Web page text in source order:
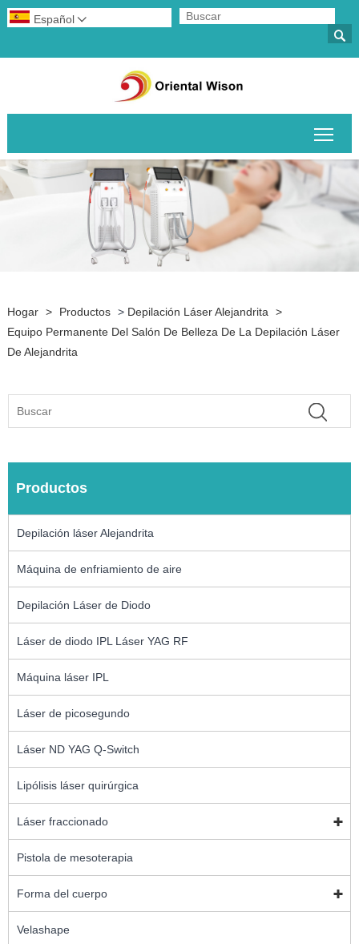

Español 
Hogar > Productos > Depilación Láser Alejandrita
>
Equipo Permanente Del Salón De Belleza De La Depilación Láser
De Alejandrita
Productos
Depilación láser Alejandrita
Máquina de enfriamiento de aire
Depilación Láser de Diodo
Láser de diodo IPL Láser YAG RF
Máquina láser IPL
Láser de picosegundo
Láser ND YAG Q-Switch
Lipólisis láser quirúrgica
Láser fraccionado
Pistola de mesoterapia
Forma del cuerpo
Velashape